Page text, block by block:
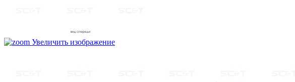
Увеличить изображение